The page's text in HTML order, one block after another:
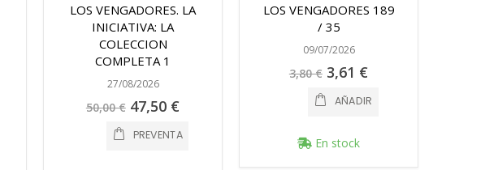
LOS VENGADORES. LA
INICIATIVA: LA
COLECCION
COMPLETA 1
27/08/2026
50,00 € Precio
especial
47,50 €
PREVENTA
LOS VENGADORES 189
/ 35
09/07/2026
3,80 € Precio
especial
3,61 €
AÑADIR
En stock